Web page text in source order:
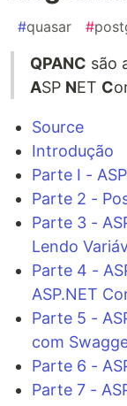
#quasar #
QPANC são
ASP NET C
Source
Introdução
Parte I -
Parte 2 -
Parte 3 -
Lendo
Parte 4 -
ASP.NET
Parte 5 -
com
Parte 6 -
Parte 7 -